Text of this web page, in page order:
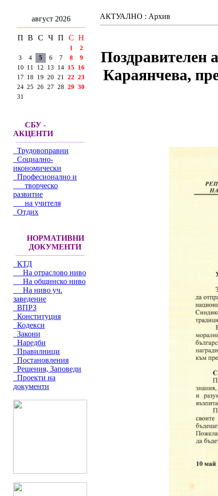
август 2026
П В С Ч П С Н
1
2
3
4 5 6 7 8
9
10 11 12 13 14 15 16
17 18 19 20 21 22 23
24 25 26 27 28 29 30
31
СБУ -
АКЦЕНТИ
Трудовоправни
Социално-
икономически
Професионално и
творческо
развитие
на учителя
Отдих
НОРМАТИВНИ
ДОКУМЕНТИ
КТД
На отраслово ниво
На общинско ниво
На ниво уч.
заведение
ВПРЗ
Конституция
Кодекси
Закони
Наредби
Правилници
Постановления
Решения, Заповеди
Проекти на
документи
АКТУАЛНО : Архив
Поздравителен
Караянчева,